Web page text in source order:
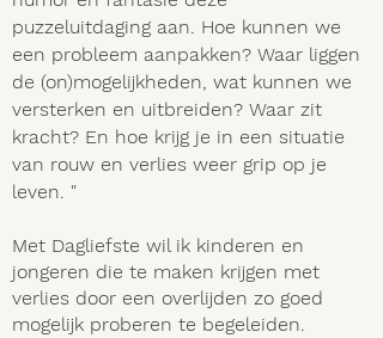
puzzeluitdaging aan. Hoe kunnen we
een probleem aanpakken? Waar liggen
de (on)mogelijkheden, wat kunnen we
versterken en uitbreiden? Waar zit
kracht? En hoe krijg je in een situatie
van rouw en verlies weer grip op je
leven. "
Met Dagliefste wil ik kinderen en
jongeren die te maken krijgen met
verlies door een overlijden zo goed
mogelijk proberen te begeleiden.